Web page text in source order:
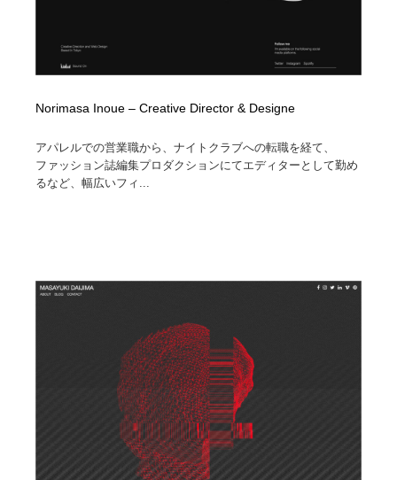
Norimasa Inoue – Creative Director & Designe
アパレルでの営業職から、ナイトクラブへの転職を経て、
ファッション誌編集プロダクションにてエディターとして勤め
るなど、幅広いフィ...